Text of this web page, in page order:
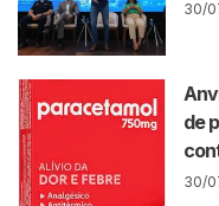
30/
de
30/